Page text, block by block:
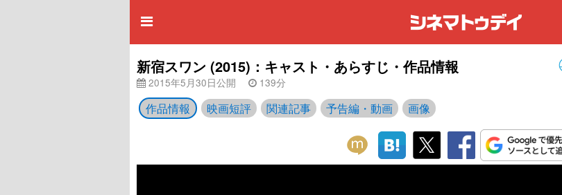
新宿スワン (2015)：キャスト・あらすじ・作品情報
2015年5月30日公開 139分
作品情報 映画短評 関連記事 予告編・動画 画像